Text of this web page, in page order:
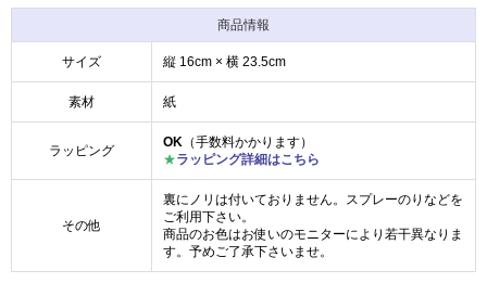
商品情報
サイズ 縦 16cm × 横 23.5cm
素材 紙
ラッピング
OK （手数料かかります）
★ラッピング詳細はこちら
その他
裏にノリは付いておりません。スプレーのりなどを
ご利用下さい。
商品のお色はお使いのモニターにより若干異なりま
す。予めご了承下さいませ。